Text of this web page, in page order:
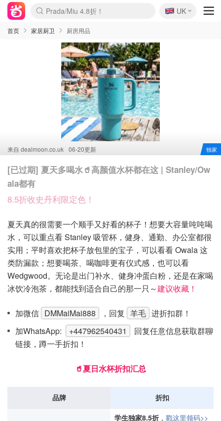
麦卢卡蜂蜜夏促！个位数！
Prada/Miu 4.8折！
啥？必胜客披萨5折！
🇬🇧
UK
首页 家居厨卫 厨房用品
来自 dealmoon.co.uk 06-20更新 独家
[已过期] 夏天多喝水🥤高颜值水杯都在这 | Stanley/Ow
ala都有
8.5折收史丹利限定色！
夏天真的很需要一个顺手又好看的杯子！想要大容量吨吨喝
水，可以重点看 Stanley 吸管杯，健身、通勤、办公室都很
实用；平时喜欢把杯子放包里的宝子，可以看看 Owala 这
类防漏款；想要喝茶、喝咖啡更有仪式感，也可以看
Wedgwood。无论是出门补水、健身冲蛋白粉，还是在家喝
冰饮冷泡茶，都能找到适合自己的那一只～建议收藏！
加微信 DMMaiMai888 ，回复 羊毛 进折扣群！
加WhatsApp:
+447962540431
回复任意信息获取群聊
链接，蹲一手折扣！
🥤夏日水杯折扣汇总
品牌 折扣
学生独家8.5折， 戳这里领码>>